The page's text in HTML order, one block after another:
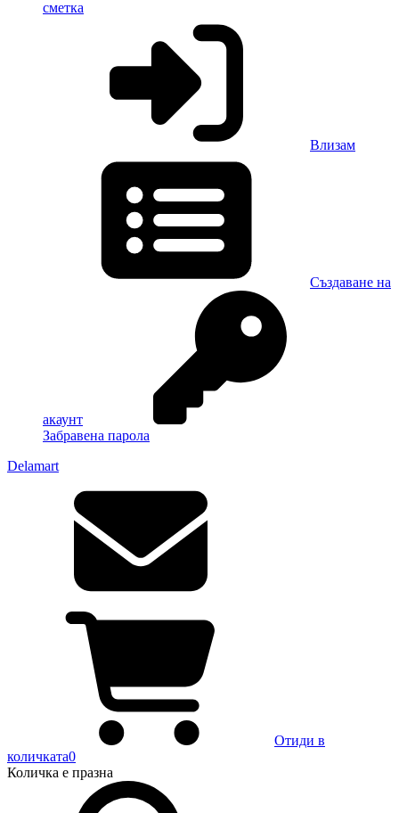
сметка
Влизам
Създаване на
акаунт
Забравена парола
Delamart
Отиди в
количката0
Количка е празна